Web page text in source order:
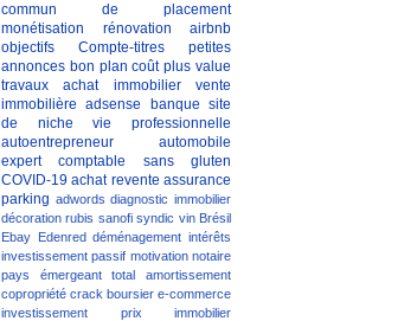
commun de placement
monétisation
rénovation
airbnb
objectifs
Compte-titres
petites
annonces bon plan coût plus value
travaux
achat immobilier
vente
immobilière adsense banque site
de niche
vie professionnelle
autoentrepreneur
automobile
expert comptable
sans gluten
COVID-19 achat revente assurance
parking adwords diagnostic immobilier
décoration rubis sanofi syndic vin Brésil
Ebay Edenred déménagement intérêts
investissement passif motivation notaire
pays émergeant
total
amortissement
copropriété crack boursier e-commerce
investissement
prix immobilier